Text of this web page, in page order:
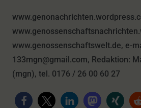
www.genossenschaftswelt.de, e-
133mgn@gmail.com, Redaktion:
(mgn), tel. 0176 / 26 00 60 27